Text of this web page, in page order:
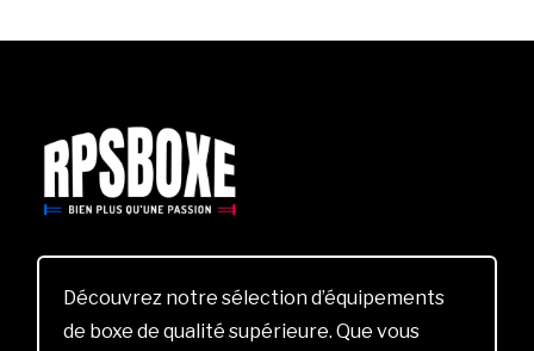
Découvrez notre sélection d’équipements
de boxe de qualité supérieure. Que vous